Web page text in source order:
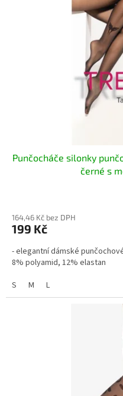
Punčocháče silonky
černé s
164,46 Kč bez DPH
199 Kč
- elegantní dámské
8% polyamid, 12% elastan
S
M L